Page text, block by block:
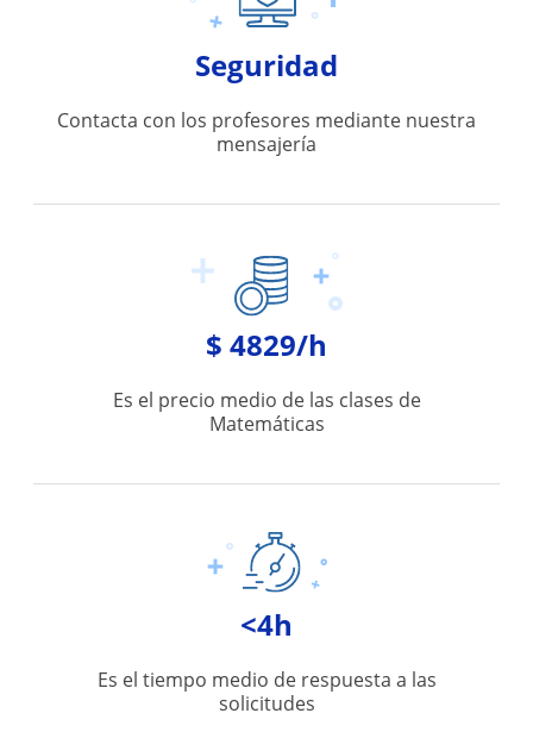
Seguridad
Contacta con los profesores mediante nuestra
mensajería
$ 4829/h
Es el precio medio de las clases de
Matemáticas
<4h
Es el tiempo medio de respuesta a las
solicitudes